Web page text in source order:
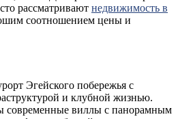
рассматривают недвижимость в
соотношением цены и
Эгейского побережья с
и клубной жизнью.
современные виллы с панорамным